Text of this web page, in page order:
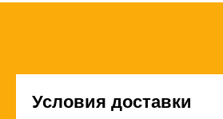
Условия доставки